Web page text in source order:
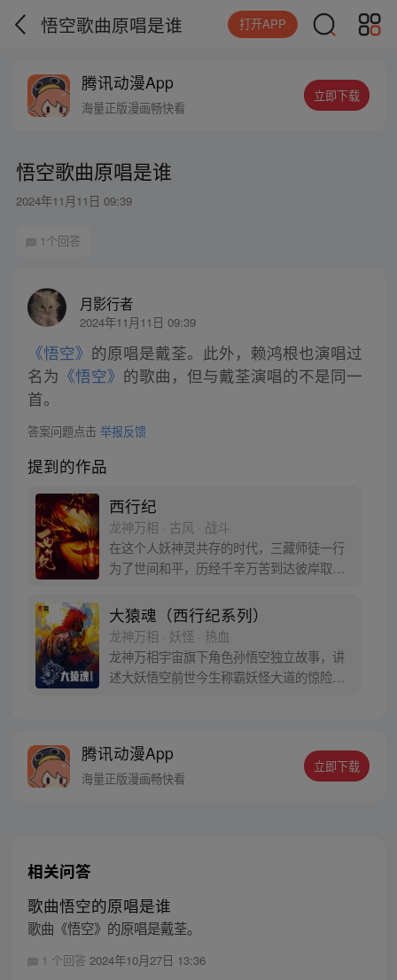
悟空歌曲原唱是谁 打开APP
腾讯动漫App
海量正版漫画畅快看
立即下载
悟空歌曲原唱是谁
2024年11月11日 09:39
1个回答
月影行者
2024年11月11日 09:39
《悟空》 的原唱是戴荃。此外，赖鸿根也演唱过
名为 《悟空》 的歌曲，但与戴荃演唱的不是同一
首。
答案问题点击 举报反馈
提到的作品
西行纪
龙神万相 · 古风 · 战斗
在这个人妖神灵共存的时代，三藏师徒一行
为了世间和平，历经千辛万苦到达彼岸取
变得美好….随着阴谋慢慢揭露，暗魂四起,
为了让“永恒之火”重新归位，小狼妖白狼不
辞万难，找到唐三藏大法师，和他一起重新
寻回徒弟们，组成全新“西行小队”，再度踏
上西行之旅……
大猿魂（西行纪系列）
龙神万相 · 妖怪 · 热血
龙神万相宇宙旗下角色孙悟空独立故事，讲
述大妖悟空前世今生称霸妖怪大道的惊险历
人…六十年后，他再次破石而出，背负着守
护族人的希望和信念打败了妖怪大道的霸
腾讯动漫App
海量正版漫画畅快看
立即下载
相关问答
歌曲悟空的原唱是谁
歌曲《悟空》的原唱是戴荃。
1 个回答 2024年10月27日 13:36